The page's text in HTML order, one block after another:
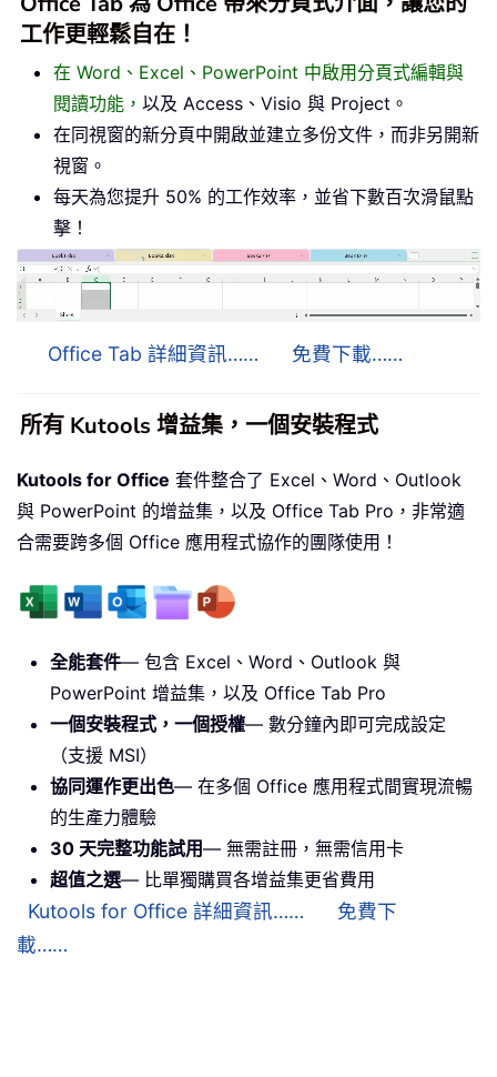
工作更輕鬆自在！
在 Word、Excel、PowerPoint 中啟用分頁式編輯與
閱讀功能， 以及 Access、Visio 與 Project。
在同視窗的新分頁中開啟並建立多份文件，而非另開新
視窗。
每天為您提升 50% 的工作效率，並省下數百次滑鼠點
擊！
Office Tab 詳細資訊…… 免費下載……
所有 Kutools 增益集，一個安裝程式
Kutools for Office 套件整合了 Excel、Word、Outlook
與 PowerPoint 的增益集，以及 Office Tab Pro，非常適
合需要跨多個 Office 應用程式協作的團隊使用！
全能套件— 包含 Excel、Word、Outlook 與
PowerPoint 增益集，以及 Office Tab Pro
一個安裝程式，一個授權— 數分鐘內即可完成設定
（支援 MSI）
協同運作更出色— 在多個 Office 應用程式間實現流暢
的生產力體驗
30 天完整功能試用— 無需註冊，無需信用卡
超值之選— 比單獨購買各增益集更省費用
Kutools for Office 詳細資訊……
免費下
載……